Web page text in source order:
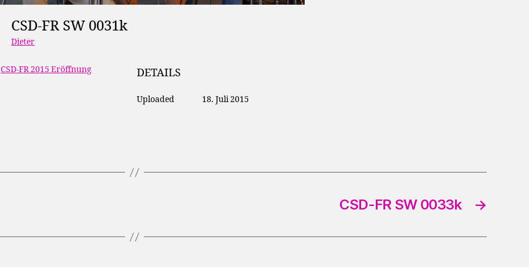
CSD-FR SW 0031k
Dieter
CSD-FR 2015 Eröffnung DETAILS
Uploaded 18. Juli 2015
→
CSD-FR SW 0033k